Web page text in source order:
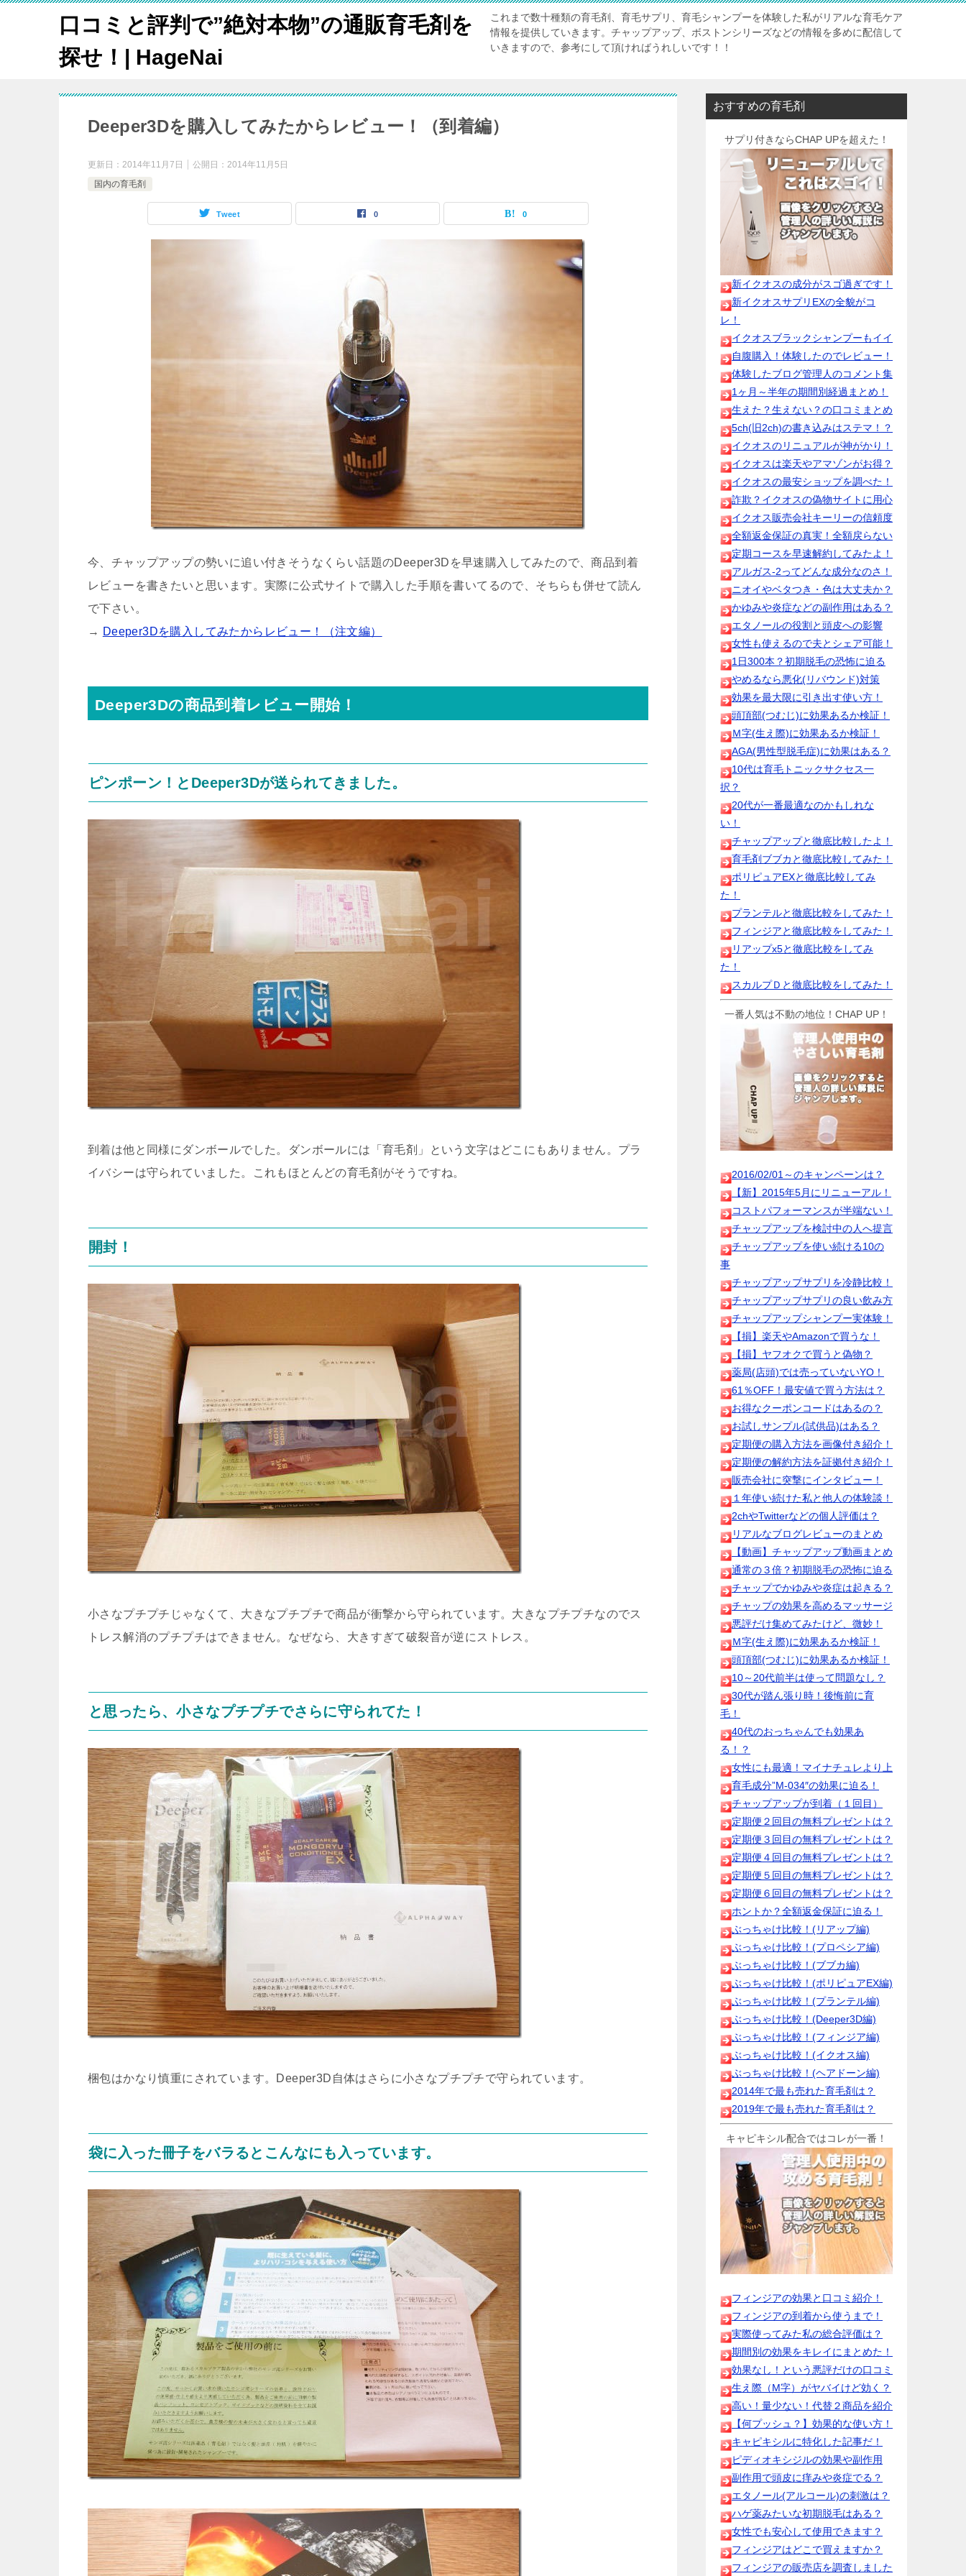
口コミと評判で”絶対本物”の通販育毛剤を
探せ！| HageNai
これまで数十種類の育毛剤、育毛サプリ、育毛シャンプーを体験した私がリアルな育毛ケア
情報を提供していきます。チャップアップ、ボストンシリーズなどの情報を多めに配信して
いきますので、参考にして頂ければうれしいです！！
Deeper3Dを購入してみたからレビュー！（到着編）
更新日： 2014年11月7日 公開日： 2014年11月5日
国内の育毛剤
Tweet 0 0
今、チャップアップの勢いに追い付きそうなくらい話題のDeeper3Dを早速購入してみたので、商品到着
レビューを書きたいと思います。実際に公式サイトで購入した手順を書いてるので、そちらも併せて読ん
で下さい。
→ Deeper3Dを購入してみたからレビュー！（注文編）
Deeper3Dの商品到着レビュー開始！
ピンポーン！とDeeper3Dが送られてきました。
到着は他と同様にダンボールでした。ダンボールには「育毛剤」という文字はどこにもありません。プラ
イバシーは守られていました。これもほとんどの育毛剤がそうですね。
開封！
小さなプチプチじゃなくて、大きなプチプチで商品が衝撃から守られています。大きなプチプチなのでス
トレス解消のプチプチはできません。なぜなら、大きすぎて破裂音が逆にストレス。
と思ったら、小さなプチプチでさらに守られてた！
梱包はかなり慎重にされています。Deeper3D自体はさらに小さなプチプチで守られています。
袋に入った冊子をバラるとこんなにも入っています。
おすすめの育毛剤
サプリ付きならCHAP UPを超えた！
新イクオスの成分がスゴ過ぎです！
新イクオスサプリEXの全貌がコ
レ！
イクオスブラックシャンプーもイイ
自腹購入！体験したのでレビュー！
体験したブログ管理人のコメント集
1ヶ月～半年の期間別経過まとめ！
生えた？生えない？の口コミまとめ
5ch(旧2ch)の書き込みはステマ！？
イクオスのリニュアルが神がかり！
イクオスは楽天やアマゾンがお得？
イクオスの最安ショップを調べた！
詐欺？イクオスの偽物サイトに用心
イクオス販売会社キーリーの信頼度
全額返金保証の真実！全額戻らない
定期コースを早速解約してみたよ！
アルガス-2ってどんな成分なのさ！
ニオイやベタつき・色は大丈夫か？
かゆみや炎症などの副作用はある？
エタノールの役割と頭皮への影響
女性も使えるので夫とシェア可能！
1日300本？初期脱毛の恐怖に迫る
やめるなら悪化(リバウンド)対策
効果を最大限に引き出す使い方！
頭頂部(つむじ)に効果あるか検証！
Ｍ字(生え際)に効果あるか検証！
AGA(男性型脱毛症)に効果はある？
10代は育毛トニックサクセス一
択？
20代が一番最適なのかもしれな
い！
チャップアップと徹底比較したよ！
育毛剤ブブカと徹底比較してみた！
ポリピュアEXと徹底比較してみ
た！
プランテルと徹底比較をしてみた！
フィンジアと徹底比較をしてみた！
リアップx5と徹底比較をしてみ
た！
スカルプＤと徹底比較をしてみた！
一番人気は不動の地位！CHAP UP！
2016/02/01～のキャンペーンは？
【新】2015年5月にリニューアル！
コストパフォーマンスが半端ない！
チャップアップを検討中の人へ提言
チャップアップを使い続ける10の
事
チャップアップサプリを冷静比較！
チャップアップサプリの良い飲み方
チャップアップシャンプー実体験！
【損】楽天やAmazonで買うな！
【損】ヤフオクで買うと偽物？
薬局(店頭)では売っていないYO！
61％OFF！最安値で買う方法は？
お得なクーポンコードはあるの？
お試しサンプル(試供品)はある？
定期便の購入方法を画像付き紹介！
定期便の解約方法を証拠付き紹介！
販売会社に突撃にインタビュー！
１年使い続けた私と他人の体験談！
2chやTwitterなどの個人評価は？
リアルなブログレビューのまとめ
【動画】チャップアップ動画まとめ
通常の３倍？初期脱毛の恐怖に迫る
チャップでかゆみや炎症は起きる？
チャップの効果を高めるマッサージ
悪評だけ集めてみたけど、微妙！
Ｍ字(生え際)に効果あるか検証！
頭頂部(つむじ)に効果あるか検証！
10～20代前半は使って問題なし？
30代が踏ん張り時！後悔前に育
毛！
40代のおっちゃんでも効果あ
る！？
女性にも最適！マイナチュレより上
育毛成分”M-034″の効果に迫る！
チャップアップが到着（１回目）
定期便２回目の無料プレゼントは？
定期便３回目の無料プレゼントは？
定期便４回目の無料プレゼントは？
定期便５回目の無料プレゼントは？
定期便６回目の無料プレゼントは？
ホントか？全額返金保証に迫る！
ぶっちゃけ比較！(リアップ編)
ぶっちゃけ比較！(プロペシア編)
ぶっちゃけ比較！(ブブカ編)
ぶっちゃけ比較！(ポリピュアEX編)
ぶっちゃけ比較！(プランテル編)
ぶっちゃけ比較！(Deeper3D編)
ぶっちゃけ比較！(フィンジア編)
ぶっちゃけ比較！(イクオス編)
ぶっちゃけ比較！(ヘアドーン編)
2014年で最も売れた育毛剤は？
2019年で最も売れた育毛剤は？
キャピキシル配合ではコレが一番！
フィンジアの効果と口コミ紹介！
フィンジアの到着から使うまで！
実際使ってみた私の総合評価は？
期間別の効果をキレイにまとめた！
効果なし！という悪評だけの口コミ
生え際（M字）がヤバイけど効く？
高い！量少ない！代替２商品を紹介
【何プッシュ？】効果的な使い方！
キャピキシルに特化した記事だ！
ピディオキシジルの効果や副作用
副作用で頭皮に痒みや炎症でる？
エタノール(アルコール)の刺激は？
ハゲ薬みたいな初期脱毛はある？
女性でも安心して使用できます？
フィンジアはどこで買えますか？
フィンジアの販売店を調査しました